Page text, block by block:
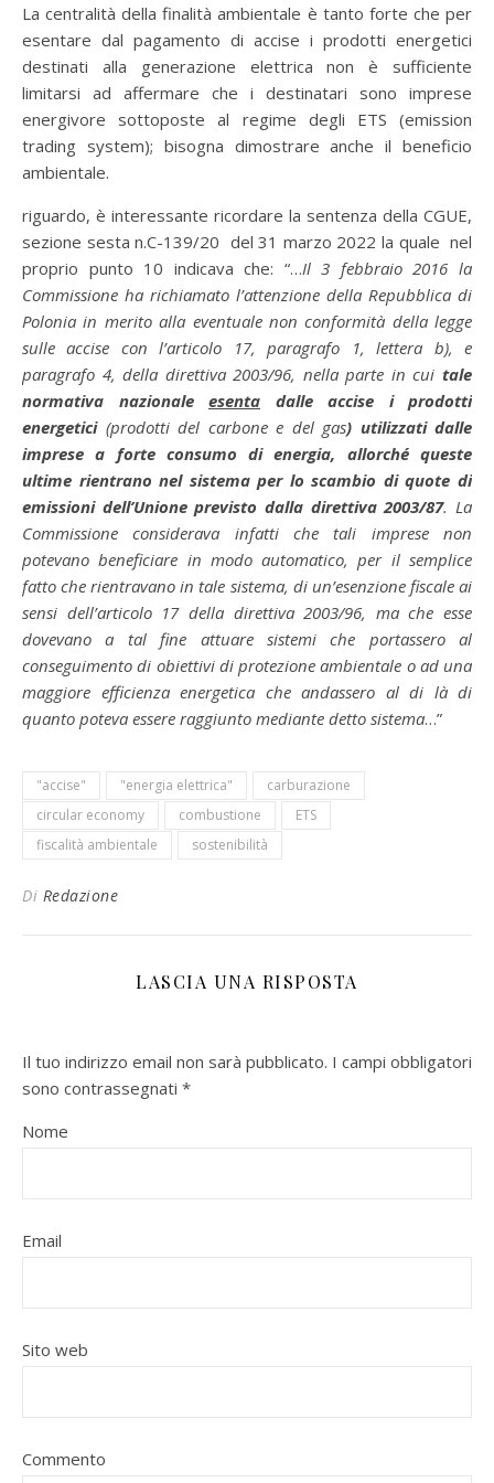
La centralità della finalità ambientale è tanto forte che per
esentare dal pagamento di accise i prodotti energetici
destinati alla generazione elettrica non è sufficiente
limitarsi ad affermare che i destinatari sono imprese
energivore sottoposte al regime degli ETS (emission
trading system); bisogna dimostrare anche il beneficio
ambientale.
riguardo, è interessante ricordare la sentenza della CGUE,
sezione sesta n.C-139/20 del 31 marzo 2022 la quale nel
proprio punto 10 indicava che: “…Il 3 febbraio 2016 la
Commissione ha richiamato l’attenzione della Repubblica di
Polonia in merito alla eventuale non conformità della legge
sulle accise con l’articolo 17, paragrafo 1, lettera b), e
paragrafo 4, della direttiva 2003/96, nella parte in cui tale
normativa nazionale esenta dalle accise i prodotti
energetici(prodotti del carbone e del gas) utilizzati dalle
imprese a forte consumo di energia, allorché queste
ultime rientrano nel sistema per lo scambio di quote di
emissioni dell’Unione previsto dalla direttiva 2003/87. La
Commissione considerava infatti che tali imprese non
potevano beneficiare in modo automatico, per il semplice
fatto che rientravano in tale sistema, di un’esenzione fiscale ai
sensi dell’articolo 17 della direttiva 2003/96, ma che esse
dovevano a tal fine attuare sistemi che portassero al
conseguimento di obiettivi di protezione ambientale o ad una
maggiore efficienza energetica che andassero al di là di
quanto poteva essere raggiunto mediante detto sistema…”
"accise" "energia elettrica"
carburazione
circular economy
combustione
ETS
fiscalità ambientale
sostenibilità
Di Redazione
LASCIA UNA RISPOSTA
Il tuo indirizzo email non sarà pubblicato. I campi obbligatori
sono contrassegnati *
Nome
Email
Sito web
Commento